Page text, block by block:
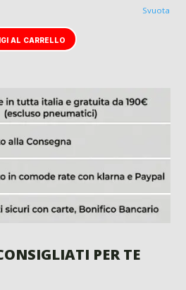
Svuota
al carrello
PER TE